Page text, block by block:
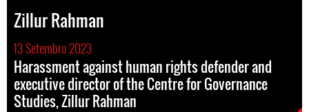
Zillur Rahman
13 Setembro 2023
Harassment against human rights defender and
executive director of the Centre for Governance
Studies, Zillur Rahman